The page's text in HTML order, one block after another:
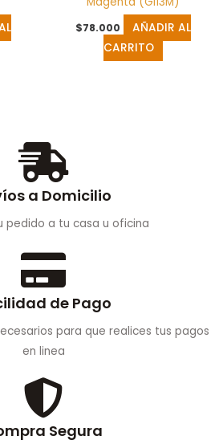
$78.000
AÑADIR AL
CARRITO
a Domicilio
pedido a tu casa u oficina
de Pago
para que realices tus pagos
en linea
Segura